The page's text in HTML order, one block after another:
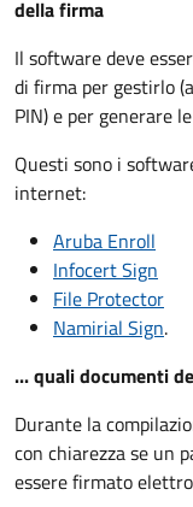
della firma
Il software deve
di firma per gestirlo
PIN) e per generare
Questi sono i
internet:
Aruba Enroll
Infocert Sign
File Protector
Namirial Sign.
... quali documenti
Durante la
con chiarezza se un
essere firmato